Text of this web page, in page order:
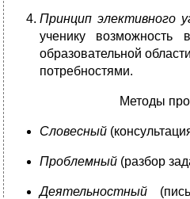
Принцип элективного
ученику возможность
образовательной
потребностями.
Методы
Словесный
Проблемный (разбор
Деятельностный